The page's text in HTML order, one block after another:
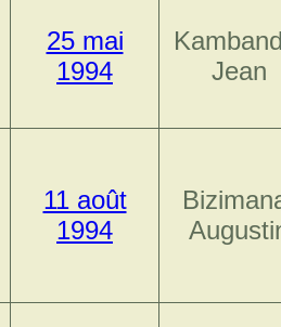
25 mai
1994
Jean
11 août
1994